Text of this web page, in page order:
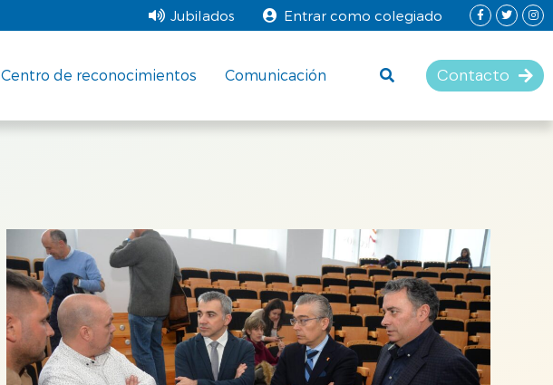
Jubilados Entrar como colegiado
Centro de reconocimientos Comunicación Contacto